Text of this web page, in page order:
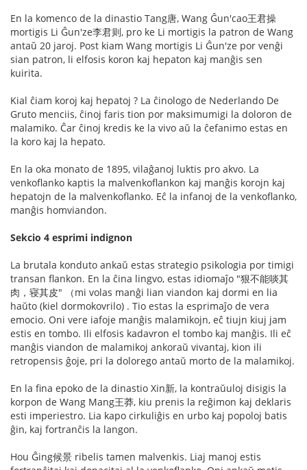
En la komenco de la dinastio Tang唐, Wang Ĝun'cao王君操
mortigis Li Ĝun'ze李君则, pro ke Li mortigis la patron de Wang
antaŭ 20 jaroj. Post kiam Wang mortigis Li Ĝun'ze por venĝi
sian patron, li elfosis koron kaj hepaton kaj manĝis sen
kuirita.
Kial ĉiam koroj kaj hepatoj ? La ĉinologo de Nederlando De
Gruto menciis, ĉinoj faris tion por maksimumigi la doloron de
malamiko. Ĉar ĉinoj kredis ke la vivo aŭ la ĉefanimo estas en
la koro kaj la hepato.
En la oka monato de 1895, vilaĝanoj luktis pro akvo. La
venkoflanko kaptis la malvenkoflankon kaj manĝis korojn kaj
hepatojn de la malvenkoflanko. Eĉ la infanoj de la venkoflanko,
manĝis homviandon.
Sekcio 4 esprimi indignon
La brutala konduto ankaŭ estas strategio psikologia por timigi
transan flankon. En la ĉina lingvo, estas idiomaĵo "狠不能啖其
肉，寝其皮" （mi volas manĝi lian viandon kaj dormi en lia
haŭto (kiel dormokovrilo) . Tio estas la esprimaĵo de vera
emocio. Oni vere iafoje manĝis malamikojn, eĉ tiujn kiuj jam
estis en tombo. Ili elfosis kadavron el tombo kaj manĝis. Ili eĉ
manĝis viandon de malamikoj ankoraŭ vivantaj, kion ili
retropensis ĝoje, pri la dolorego antaŭ morto de la malamikoj.
En la fina epoko de la dinastio Xin新, la kontraŭuloj disigis la
korpon de Wang Mang王莽, kiu prenis la reĝimon kaj deklaris
esti imperiestro. Lia kapo cirkuliĝis en urbo kaj popoloj batis
ĝin, kaj fortranĉis la langon.
Hou Ĝing候景 ribelis tamen malvenkis. Liaj manoj estis